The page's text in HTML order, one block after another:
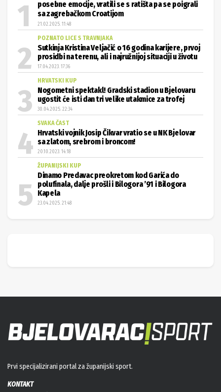
posebne emocije, vratili se s ratišta pa se poigrali
sa zagrebačkom Croatijom
21.02.2025. 11:48
POZNATO LICE S TRAVNJAKA
Sutkinja Kristina Veljačić o 16 godina karijere, prvoj
prosidbi na terenu, ali i najružnijoj situaciji u životu
17.04.2023. 17:36
HRVATSKI KUP
Nogometni spektakl! Gradski stadion u Bjelovaru
ugostit će isti dan tri velike utakmice za trofej
30.04.2025. 22:34
SVAKA ČAST
Hrvatski vojnik Josip Čikvar vratio se u NK Bjelovar
sa zlatom, srebrom i broncom!
20.10.2023. 14:18
ŽUPANIJSKI KUP
Dinamo Predavac preokretom kod Garića do
polufinala, dalje prošli i Bilogora ’91 i Bilogora
Kapela
23.04.2025. 21:48
Prvi specijalizirani portal za županijski sport.
KONTAKT